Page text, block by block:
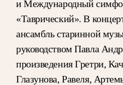
и Международный
«Таврический». В
ансамбль старинной
руководством Павла
произведения Гретри,
Глазунова, Равеля,